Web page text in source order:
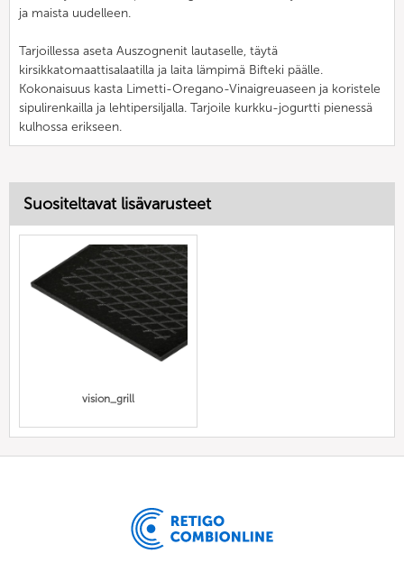
ja maista uudelleen.
Tarjoillessa aseta Auszognenit lautaselle, täytä
kirsikkatomaattisalaatilla ja laita lämpimä Bifteki päälle.
Kokonaisuus kasta Limetti-Oregano-Vinaigreuaseen ja koristele
sipulirenkailla ja lehtipersiljalla. Tarjoile kurkku-jogurtti pienessä
kulhossa erikseen.
Suositeltavat lisävarusteet
vision_grill